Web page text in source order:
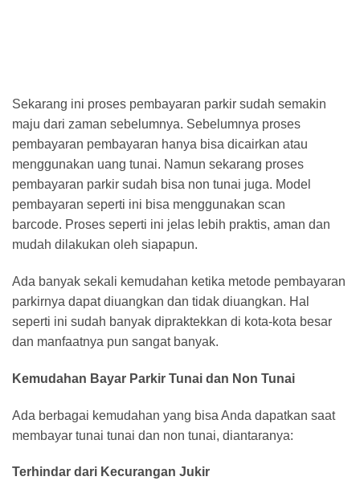
Sekarang ini proses pembayaran parkir sudah semakin
maju dari zaman sebelumnya. Sebelumnya proses
pembayaran pembayaran hanya bisa dicairkan atau
menggunakan uang tunai. Namun sekarang proses
pembayaran parkir sudah bisa non tunai juga. Model
pembayaran seperti ini bisa menggunakan scan
barcode. Proses seperti ini jelas lebih praktis, aman dan
mudah dilakukan oleh siapapun.
Ada banyak sekali kemudahan ketika metode pembayaran
parkirnya dapat diuangkan dan tidak diuangkan. Hal
seperti ini sudah banyak dipraktekkan di kota-kota besar
dan manfaatnya pun sangat banyak.
Kemudahan Bayar Parkir Tunai dan Non Tunai
Ada berbagai kemudahan yang bisa Anda dapatkan saat
membayar tunai tunai dan non tunai, diantaranya:
Terhindar dari Kecurangan Jukir